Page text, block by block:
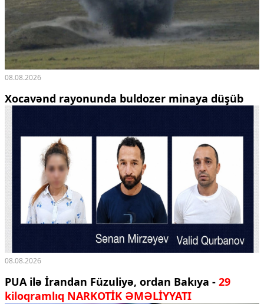
08.08.2026
Xocavənd rayonunda buldozer minaya düşüb
08.08.2026
PUA ilə İrandan Füzuliyə, ordan Bakıya - 29
kiloqramlıq NARKOTİK ƏMƏLİYYATI